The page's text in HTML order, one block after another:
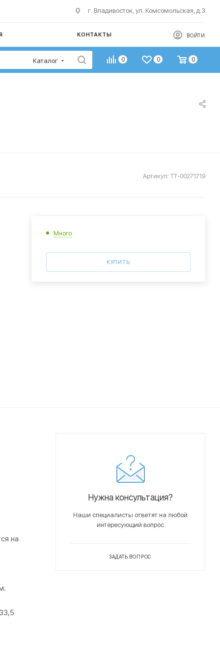
г. Владивосток, ул. Комсомольская, д.3
КОНТАКТЫ ВОЙТИ
Каталог 0 0 0
Артикул: ТТ-00271719
Много
КУПИТЬ
на
Нужна консультация?
Наши специалисты ответят на любой
интересующий вопрос
ЗАДАТЬ ВОПРОС